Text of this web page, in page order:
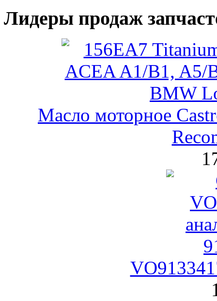
Лидеры продаж
Масло моторное